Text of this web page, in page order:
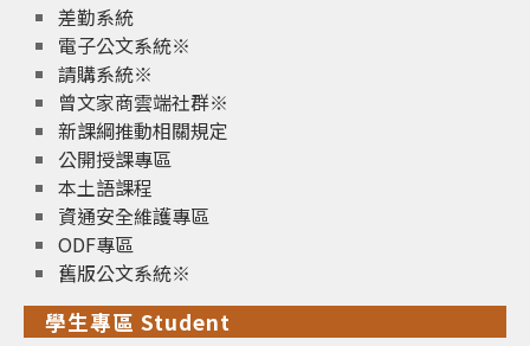
差勤系統
電子公文系統※
請購系統※
曾文家商雲端社群※
新課綱推動相關規定
公開授課專區
本土語課程
資通安全維護專區
ODF專區
舊版公文系統※
學生專區 Student